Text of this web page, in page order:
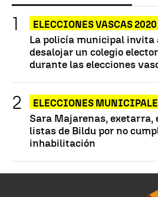
ELECCIONES VASCAS 2020
La policía municipal invita
desalojar un colegio
durante las elecciones
ELECCIONES
Sara Majarenas, exetarra,
listas de Bildu por no
inhabilitación